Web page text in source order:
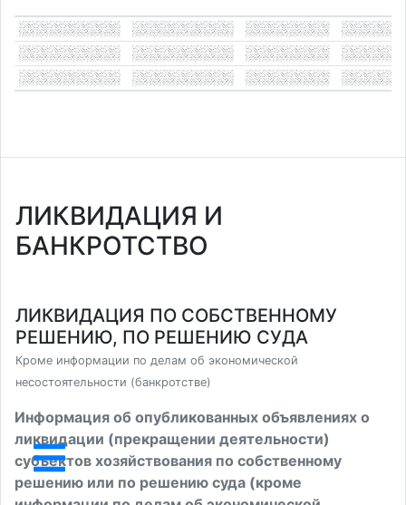
ЛИКВИДАЦИЯ И
БАНКРОТСТВО
ЛИКВИДАЦИЯ ПО СОБСТВЕННОМУ
РЕШЕНИЮ, ПО РЕШЕНИЮ СУДА
Кроме информации по делам об экономической
несостоятельности (банкротстве)
Информация об опубликованных объявлениях о
ликвидации (прекращении деятельности)
субъектов хозяйствования по собственному
решению или по решению суда (кроме